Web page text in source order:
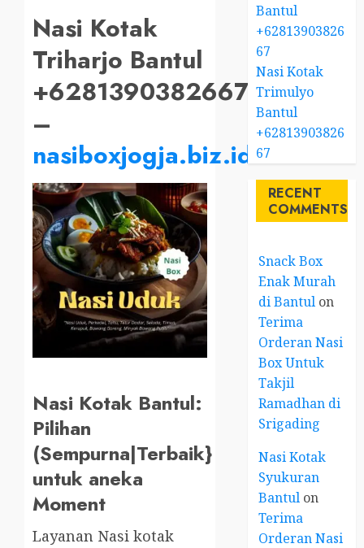
Nasi Kotak
Triharjo Bantul
+6281390382667
–
nasiboxjogja.biz.id
Nasi Kotak Bantul:
Pilihan
(Sempurna|Terbaik}
untuk aneka
Moment
Layanan Nasi kotak
Bantul
+62813903826
67
Nasi Kotak
Trimulyo
Bantul
+62813903826
67
RECENT
COMMENTS
Snack Box
Enak Murah
di Bantul on
Terima
Orderan Nasi
Box Untuk
Takjil
Ramadhan di
Srigading
Nasi Kotak
Syukuran
Bantul on
Terima
Orderan Nasi